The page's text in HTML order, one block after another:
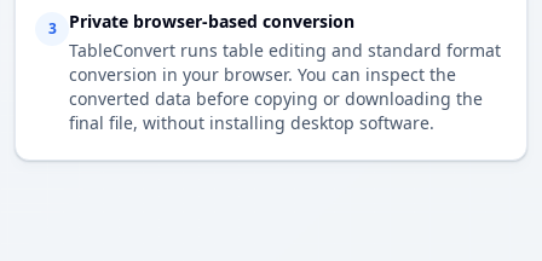
3
Private browser-based conversion
TableConvert runs table editing and standard format
conversion in your browser. You can inspect the
converted data before copying or downloading the
final file, without installing desktop software.